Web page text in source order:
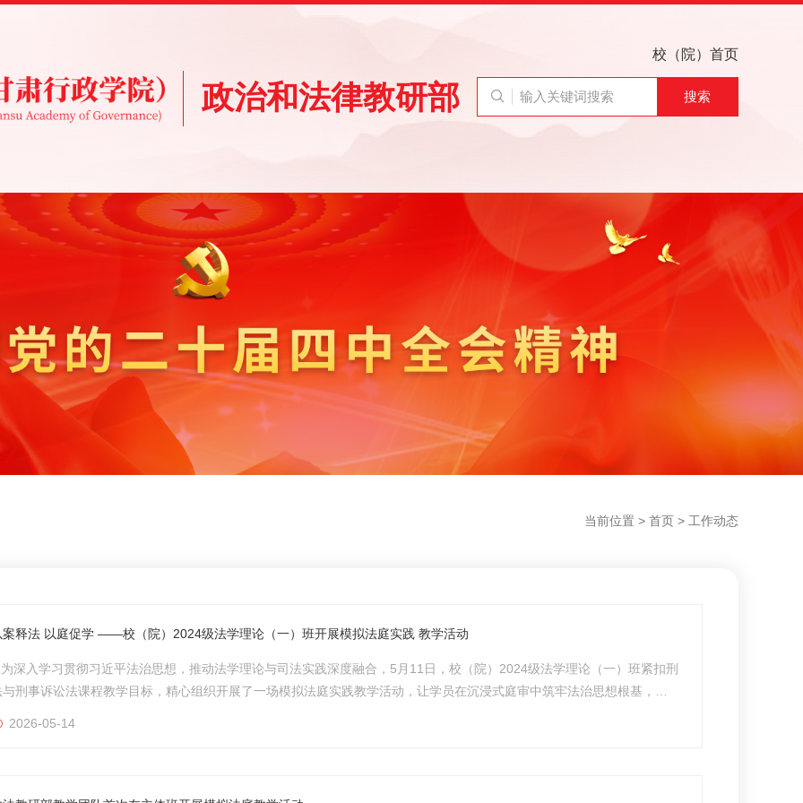
政治和法律教研部
校（院）首页
搜索
当前位置 > 首页 > 工作动态
案释法 以庭促学 ——校（院）2024级法学理论（一）班开展模拟法庭实践 教学活动
深入学习贯彻习近平法治思想，推动法学理论与司法实践深度融合，5月11日，校（院）2024级法学理论（一）班紧扣刑
与刑事诉讼法课程教学目标，精心组织开展了一场模拟法庭实践教学活动，让学员在沉浸式庭审中筑牢法治思想根基，提
2026-05-14